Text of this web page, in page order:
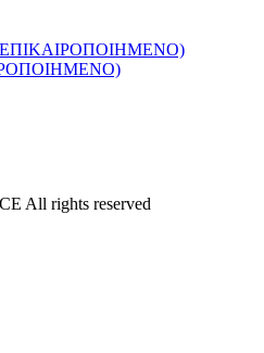
All rights reserved